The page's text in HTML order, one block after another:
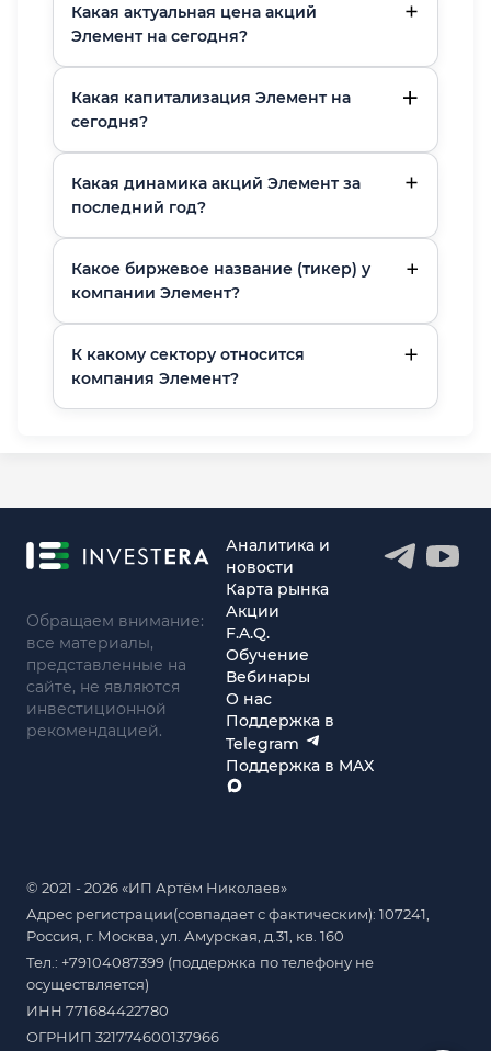
Какая актуальная цена акций
Элемент на сегодня?
Какая капитализация Элемент на
сегодня?
Какая динамика акций Элемент за
последний год?
Какое биржевое название (тикер) у
компании Элемент?
К какому сектору относится
компания Элемент?
Обращаем внимание:
все материалы,
представленные на
сайте, не являются
инвестиционной
рекомендацией.
Аналитика и
новости
Карта рынка
Акции
F.A.Q.
Обучение
Вебинары
О нас
Поддержка в
Telegram
Поддержка в MAX
© 2021 - 2026 «ИП Артём Николаев»
Адрес регистрации(совпадает с фактическим): 107241,
Россия, г. Москва, ул. Амурская, д.31, кв. 160
Тел.: +79104087399 (поддержка по телефону не
осуществляется)
ИНН 771684422780
ОГРНИП 321774600137966